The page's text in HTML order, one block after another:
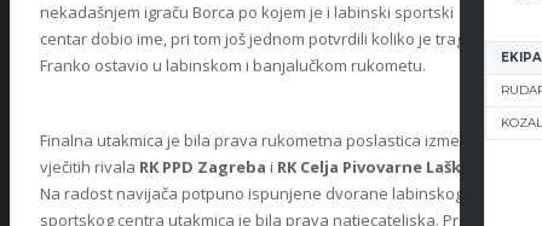
EKIPA
nekadašnjem igraču Borca po kojem je i labinski sportski
centar dobio ime, pri tom još jednom potvrdili koliko je trag
Franko ostavio u labinskom i banjalučkom rukometu.
Finalna utakmica je bila prava rukometna poslastica između
vječitih rivala RK PPD Zagreba i RK Celja Pivovarne Laško
Na radost navijača potpuno ispunjene dvorane labinskog
sportskog centra utakmica je bila prava natjecateljska. Prava